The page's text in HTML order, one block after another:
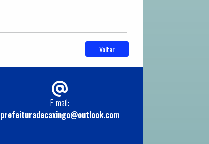
Voltar
E-mail:
prefeituradecaxingo@outlook.com